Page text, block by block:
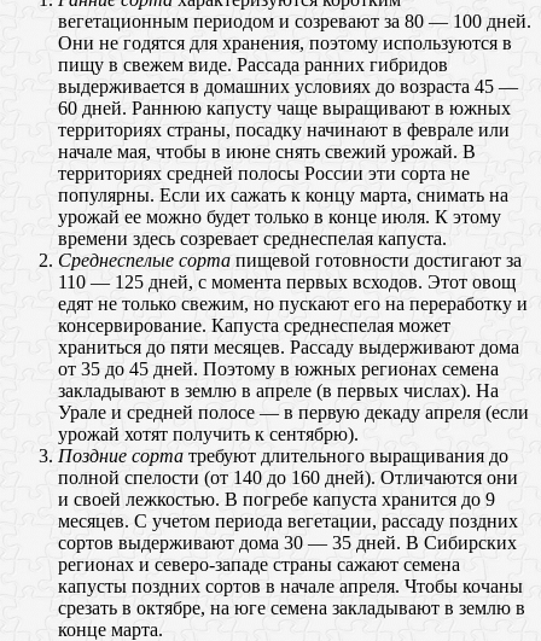
вегетационным периодом и созревают за 80 — 100 дней.
Они не годятся для хранения, поэтому используются в
пищу в свежем виде. Рассада ранних гибридов
выдерживается в домашних условиях до возраста 45 —
60 дней. Раннюю капусту чаще выращивают в южных
территориях страны, посадку начинают в феврале или
начале мая, чтобы в июне снять свежий урожай. В
территориях средней полосы России эти сорта не
популярны. Если их сажать к концу марта, снимать на
урожай ее можно будет только в конце июля. К этому
времени здесь созревает среднеспелая капуста.
Среднеспелые сорта пищевой готовности достигают за
110 — 125 дней, с момента первых всходов. Этот овощ
едят не только свежим, но пускают его на переработку и
консервирование. Капуста среднеспелая может
храниться до пяти месяцев. Рассаду выдерживают дома
от 35 до 45 дней. Поэтому в южных регионах семена
закладывают в землю в апреле (в первых числах). На
Урале и средней полосе — в первую декаду апреля (если
урожай хотят получить к сентябрю).
Поздние сорта требуют длительного выращивания до
полной спелости (от 140 до 160 дней). Отличаются они
и своей лежкостью. В погребе капуста хранится до 9
месяцев. С учетом периода вегетации, рассаду поздних
сортов выдерживают дома 30 — 35 дней. В Сибирских
регионах и северо-западе страны сажают семена
капусты поздних сортов в начале апреля. Чтобы кочаны
срезать в октябре, на юге семена закладывают в землю в
конце марта.